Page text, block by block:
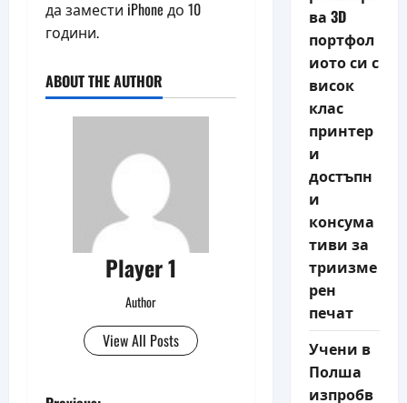
да замести iPhone до 10
години.
ABOUT THE AUTHOR
Player 1
Author
View All Posts
ва 3D
портфол
иото си с
висок
клас
принтер
и
достъпн
и
консума
тиви за
триизме
рен
печат
Учени в
Полша
изпробв